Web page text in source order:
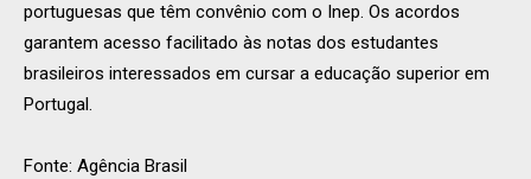
portuguesas que têm convênio com o Inep. Os acordos
garantem acesso facilitado às notas dos estudantes
brasileiros interessados em cursar a educação superior em
Portugal.
Fonte: Agência Brasil